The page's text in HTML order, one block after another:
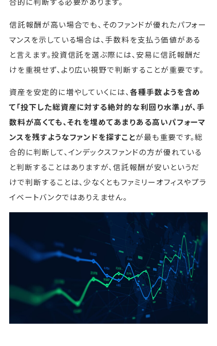
信託報酬が高い場合でも、そのファンドが優れたパフォー
マンスを示している場合は、手数料を支払う価値がある
と言えます。投資信託を選ぶ際には、安易に信託報酬だ
けを重視せず、より広い視野で判断することが重要です。
資産を安定的に増やしていくには、各種手数ようを含め
て「投下した総資産に対する絶対的な利回り水準」が、手
数料が高くても、それを埋めてあまりある高いパフォーマ
ンスを残すようなファンドを探すことが最も重要です。総
合的に判断して、インデックスファンドの方が優れている
と判断することはありますが、信託報酬が安いというだ
けで判断することは、少なくともファミリーオフィスやプラ
イベートバンクではありえません。